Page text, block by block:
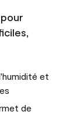
et
de